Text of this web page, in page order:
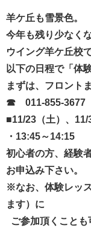
羊ケ丘も雪景色。
今年も残り少なく
ウイング羊ケ丘校
以下の日程で「体
まずは、フロント
☎ 011-855-3677
■11/23（土）、11/
・13:45～14:15
初心者の方、経験
お申込み下さい。
※なお、体験レッ
ます）に
ご参加頂くことも